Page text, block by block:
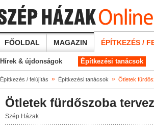
FŐOLDAL MAGAZIN ÉPÍTKEZÉS /
Hírek & újdonságok Építkezési tanácsok
Építkezés / felújítás » Építkezési tanácsok » Ötletek
Ötletek fürdőszoba
Szép Házak